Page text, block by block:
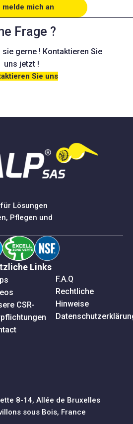
melde mich an
Frage ?
gerne ! Kontaktieren Sie
uns jetzt !
Sie uns
Lösungen
Pflegen und
Links
CSR-
F.A.Q
Rechtliche
Hinweise
8-14, Allée de Bruxelles
sous Bois, France